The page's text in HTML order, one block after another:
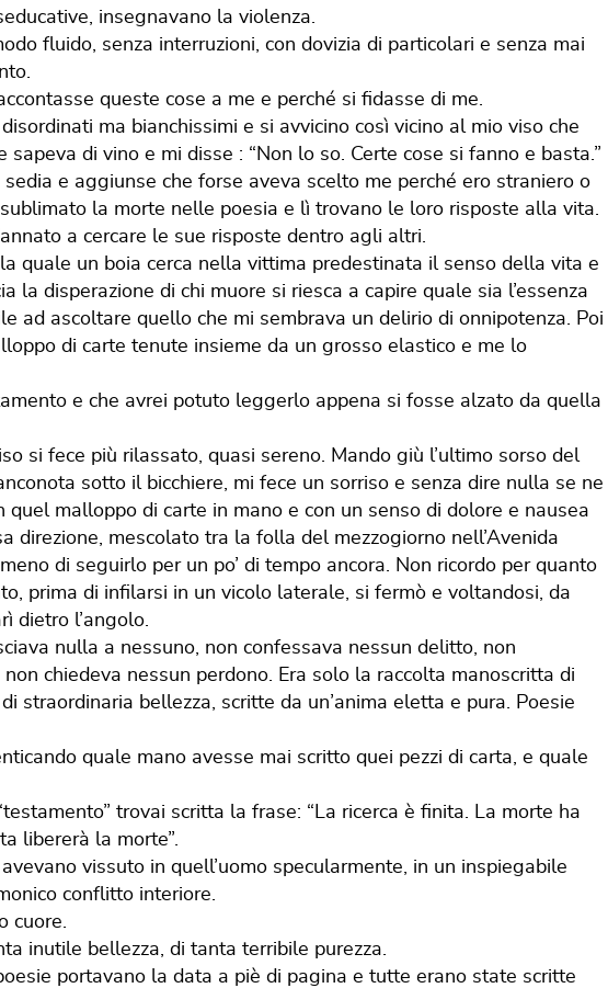
insegnavano la violenza.
fluido, senza interruzioni, con dovizia di particolari e senza mai
queste cose a me e perché si fidasse di me.
ma bianchissimi e si avvicino così vicino al mio viso che
di vino e mi disse : “Non lo so. Certe cose si fanno e basta.”
e aggiunse che forse aveva scelto me perché ero straniero o
la morte nelle poesia e lì trovano le loro risposte alla vita.
a cercare le sue risposte dentro agli altri.
quale un boia cerca nella vittima predestinata il senso della vita e
la disperazione di chi muore si riesca a capire quale sia l’essenza
ad ascoltare quello che mi sembrava un delirio di onnipotenza. Poi
di carte tenute insieme da un grosso elastico e me lo
e che avrei potuto leggerlo appena si fosse alzato da quella
si fece più rilassato, quasi sereno. Mando giù l’ultimo sorso del
sotto il bicchiere, mi fece un sorriso e senza dire nulla se ne
quel malloppo di carte in mano e con un senso di dolore e nausea
direzione, mescolato tra la folla del mezzogiorno nell’Avenida
di seguirlo per un po’ di tempo ancora. Non ricordo per quanto
prima di infilarsi in un vicolo laterale, si fermò e voltandosi, da
dietro l’angolo.
nulla a nessuno, non confessava nessun delitto, non
chiedeva nessun perdono. Era solo la raccolta manoscritta di
straordinaria bellezza, scritte da un’anima eletta e pura. Poesie
quale mano avesse mai scritto quei pezzi di carta, e quale
trovai scritta la frase: “La ricerca è finita. La morte ha
libererà la morte”.
vissuto in quell’uomo specularmente, in un inspiegabile
conflitto interiore.
cuore.
inutile bellezza, di tanta terribile purezza.
portavano la data a piè di pagina e tutte erano state scritte